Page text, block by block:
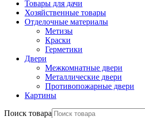
Товары для дачи
Хозяйственные товары
Отделочные материалы
Метизы
Краски
Герметики
Двери
Межкомнатные двери
Металлические двери
Противопожарные двери
Картины
Поиск товара